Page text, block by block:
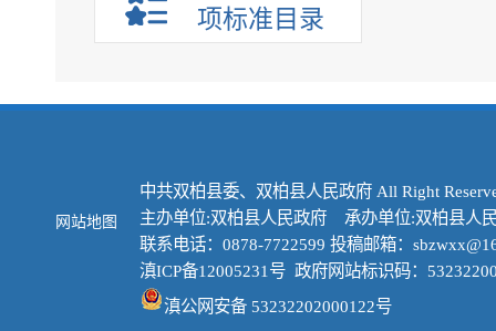
项标准目录
网站地图
中共双柏县委、双柏县人民政府 All Right
主办单位:双柏县人民政府 承办单位:双柏县人
联系电话：0878-7722599 投稿邮箱：
滇ICP备12005231号 政府网站标识码：
滇公网安备 53232202000122号